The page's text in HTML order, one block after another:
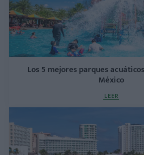
Los 5 mejores parques
México
LEER